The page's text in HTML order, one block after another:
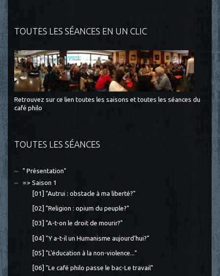
TOUTES LES SÉANCES EN UN CLIC
Retrouvez sur ce lien toutes les saisons et toutes les séances du
café philo
TOUTES LES SÉANCES
" Présentation"
=> Saison 1
[01] "Autrui : obstacle à ma liberté?"
[02] "Religion : opium du peuple?"
[03] "A-t-on le droit de mourir?"
[04] "Y a-t-il un Humanisme aujourd'hui?"
[05] "L'éducation à la non-violence..."
[06] "Le café philo passe le bac-Le travail"